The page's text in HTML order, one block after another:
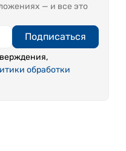
— и все это
Подписаться
обработки